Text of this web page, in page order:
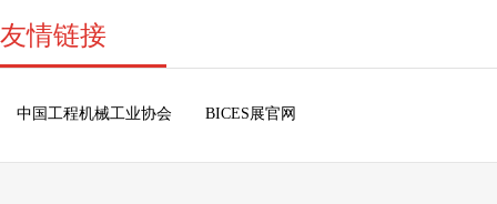
友情链接
中国工程机械工业协会 BICES展官网